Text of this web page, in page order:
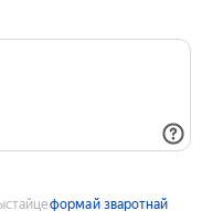
формай зваротнай